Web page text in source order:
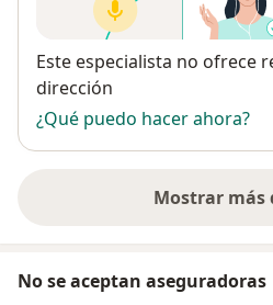
Disponibilidad
Este especialista no ofrece
dirección
¿Qué puedo hacer ahora?
Mostrar más
No se aceptan aseguradoras